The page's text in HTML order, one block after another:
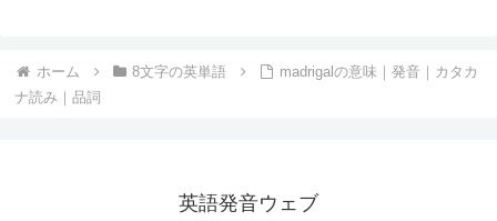
ホーム 8文字の英単語
madrigalの意味｜発音｜カタカ
ナ読み｜品詞
英語発音ウェブ